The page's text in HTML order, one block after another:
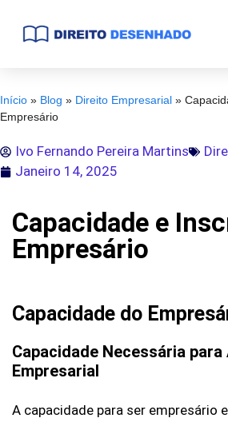
Início » Blog » Direito Empresarial »
Empresário
Ivo Fernando Pereira Martins
Janeiro 14, 2025
Capacidade e
Empresário
Capacidade do
Capacidade Necessária
Empresarial
A capacidade para ser empresário